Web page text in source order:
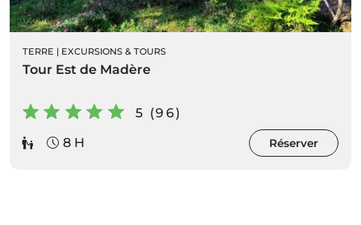
TERRE | EXCURSIONS & TOURS
Tour Est de Madère
5 (96)
8 H
Réserver